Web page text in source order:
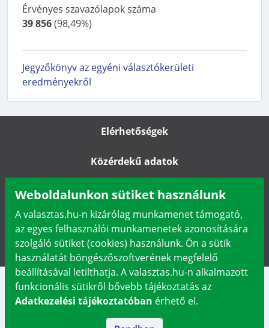
Érvényes szavazólapok száma
39 856(98,49%)
Jegyzőkönyv az egyéni választókerületi
eredményekről
Elérhetőségek
Közérdekű adatok
Impresszum
Karrier
Adatkezelési tájékoztató
+36-1-795-3310
Weboldalunkon sütiket használunk
A valasztas.hu-n kizárólag munkamenet támogató,
az egyes felhasználói munkamenetek azonosítására
szolgáló sütiket (cookies) használunk. Ön a sütik
használatát böngészőszoftverének megfelelő
beállításával letilthatja. A valasztas.hu-n alkalmazott
funkcionális sütikről bővebb tájékoztatás az
Adatkezelési tájékoztatóban érhető el.